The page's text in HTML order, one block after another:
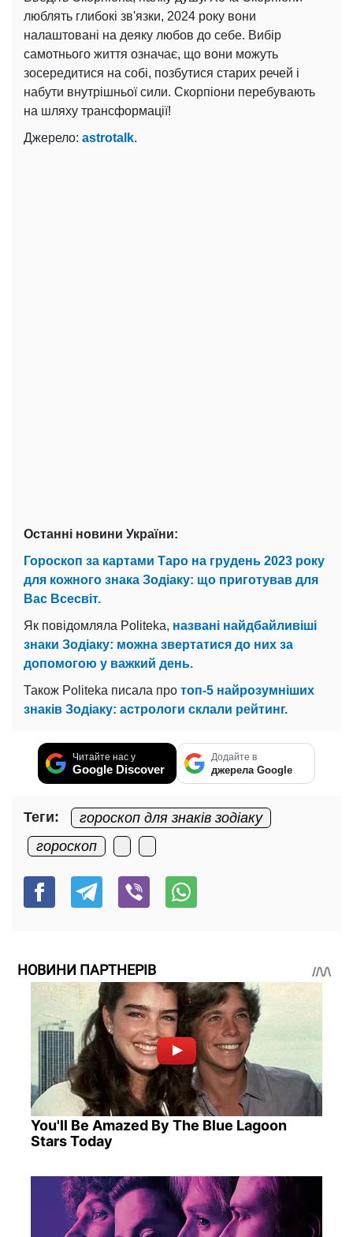
люблять глибокі зв'язки, 2024 року вони
налаштовані на деяку любов до себе. Вибір
самотнього життя означає, що вони можуть
зосередитися на собі, позбутися старих речей і
набути внутрішньої сили. Скорпіони перебувають
на шляху трансформації!
Джерело: astrotalk.
Останні новини України:
Гороскоп за картами Таро на грудень 2023 року
для кожного знака Зодіаку: що приготував для
Вас Всесвіт.
Як повідомляла Politeka, названі найдбайливіші
знаки Зодіаку: можна звертатися до них за
допомогою у важкий день.
Також Politeka писала про топ-5 найрозумніших
знаків Зодіаку: астрологи склали рейтинг.
Читайте нас у
Google Discover
Додайте в
джерела Google
Теги:
гороскоп для знаків зодіаку
гороскоп
НОВИНИ ПАРТНЕРІВ
You'll Be Amazed By The Blue Lagoon
Stars Today